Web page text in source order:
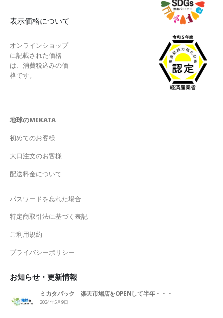
表示価格について
オンラインショップ
に記載された価格
は、消費税込みの価
格です。
地球のMIKATA
初めてのお客様
大口注文のお客様
配送料金について
パスワードを忘れた場合
特定商取引法に基づく表記
ご利用規約
プライバシーポリシー
お知らせ・更新情報
ミカタパック 楽天市場店をOPENして半年・・・
2024年5月9日